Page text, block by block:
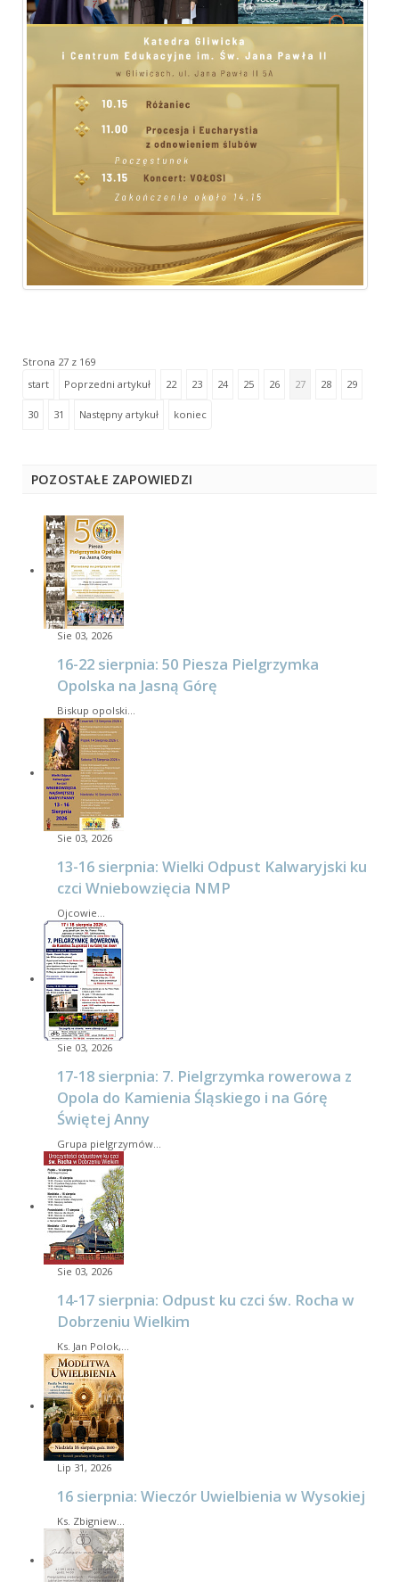
Strona 27 z 169
start
Poprzedni artykuł 22 23 24 25 26 27 28 29
30 31 Następny artykuł koniec
POZOSTAŁE ZAPOWIEDZI
Sie 03, 2026
16-22 sierpnia: 50 Piesza Pielgrzymka
Opolska na Jasną Górę
Biskup opolski…
Sie 03, 2026
13-16 sierpnia: Wielki Odpust Kalwaryjski ku
czci Wniebowzięcia NMP
Ojcowie…
Sie 03, 2026
17-18 sierpnia: 7. Pielgrzymka rowerowa z
Opola do Kamienia Śląskiego i na Górę
Świętej Anny
Grupa pielgrzymów…
Sie 03, 2026
14-17 sierpnia: Odpust ku czci św. Rocha w
Dobrzeniu Wielkim
Ks. Jan Polok,…
Lip 31, 2026
16 sierpnia: Wieczór Uwielbienia w Wysokiej
Ks. Zbigniew…